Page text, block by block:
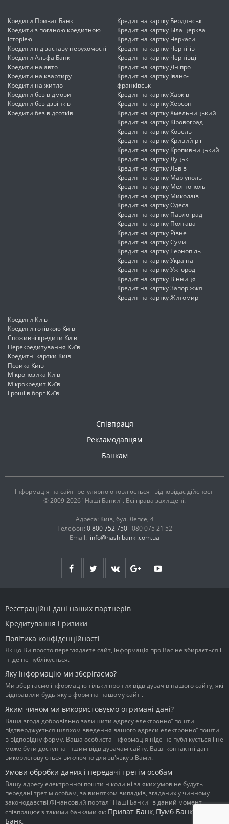
Кредити Приват Банк
Кредити з поганою кредитною
історією
Кредити під заставу нерухомості
Кредити Альфа Банк
Кредити на авто
Кредити на квартиру
Кредити на житло
Кредити без відмови
Кредити без дзвінків
Кредити без відсотків
Кредит на картку Бердянськ
Кредит на картку Біла церква
Кредит на картку Черкаси
Кредит на картку Чернігів
Кредит на картку Чернівці
Кредит на картку Дніпро
Кредит на картку Івано-
франківськ
Кредит на картку Харків
Кредит на картку Херсон
Кредит на картку Хмельницький
Кредит на картку Кіровоград
Кредит на картку Ковель
Кредит на картку Кривий ріг
Кредит на картку Кропивницький
Кредит на картку Луцьк
Кредит на картку Львів
Кредит на картку Маріуполь
Кредит на картку Мелітополь
Кредит на картку Миколаїв
Кредит на картку Одеса
Кредит на картку Павлоград
Кредит на картку Полтава
Кредит на картку Рівне
Кредит на картку Суми
Кредит на картку Тернопіль
Кредит на картку Україна
Кредит на картку Ужгород
Кредит на картку Вінниця
Кредит на картку Запоріжжя
Кредит на картку Житомир
Кредити Київ
Кредити готівкою Київ
Споживчі кредити Київ
Перекредитування Київ
Кредитні картки Київ
Позика Київ
Мікропозика Київ
Мікрокредит Київ
Гроші в борг Київ
Співпраця
Рекламодавцям
Банкам
Інформація на сайті регулярно оновлюється і відповідає дійсності
© 2009-2026 "Наші Банки". Всі права захищені.
Адреса: Київ, бул. Лепсе, 4
Телефон: 0 800 752 750 080 075 21 52
Email: info@nashibanki.com.ua
Реєстраційні дані наших партнерів
Кредитування і ризики
Політика конфіденційності
Якщо Ви просто переглядаєте сайт, інформація про Вас не збирається і
ні де не публікується.
Яку інформацію ми зберігаємо?
Ми зберігаємо інформацію тільки про тих відвідувачів нашого сайту, які
відправили будь-яку з форм на нашому сайті.
Яким чином ми використовуємо отримані дані?
Ваша згода добровільно залишити адресу електронної пошти
підтверджується шляхом введення вашого адреси електронної пошти
в відповідну форму. Ваша особиста інформація ніде не публікується і не
може бути доступна іншим відвідувачам сайту. Ваші контактні дані
використовуються виключно для зв'язку з Вами.
Умови обробки даних і передачі третім особам
Вашу адресу електронної пошти ніколи ні за яких умов не будуть
передані третім особам, за винятком випадків, згаданих у чинному
законодавстві.Фінансовий портал "Наші Банки" в даний момент
співпрацює з такими банками як: Приват Банк, Пумб Банк
Банк.